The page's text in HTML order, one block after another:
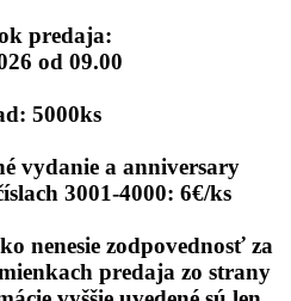
predaja:
od 09.00
5000ks
vydanie a anniversary
3001-4000: 6€/ks
nenesie zodpovednosť za
predaja zo strany